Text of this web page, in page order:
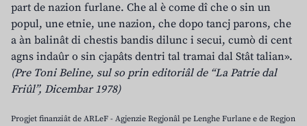
part de nazion furlane. Che al è come dî che o sin un
popul, une etnie, une nazion, che dopo tancj parons, che
a àn balinât di chestis bandis dilunc i secui, cumò di cent
agns indaûr o sin cjapâts dentri tal tramai dal Stât talian».
(Pre Toni Beline, sul so prin editoriâl de “La Patrie dal
Friûl”, Dicembar 1978)
Progjet finanziât de ARLeF - Agjenzie Regjonâl pe Lenghe Furlane e de Regjon